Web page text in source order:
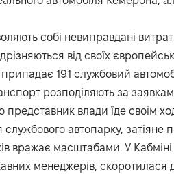
собі невиправдані
від своїх
191 службовий
розподіляють за
представник влади їде своїм
автопарку, затіяне
вражає масштабами. У
менеджерів,